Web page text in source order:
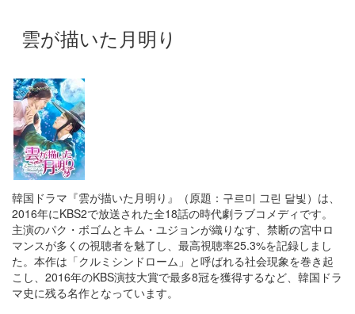
雲が描いた月明り
韓国ドラマ『雲が描いた月明り』（原題：구르미 그린 달빛）は、
2016年にKBS2で放送された全18話の時代劇ラブコメディです。​
主演のパク・ボゴムとキム・ユジョンが織りなす、禁断の宮中ロ
マンスが多くの視聴者を魅了し、最高視聴率25.3%を記録しまし
た。​本作は「クルミシンドローム」と呼ばれる社会現象を巻き起
こし、2016年のKBS演技大賞で最多8冠を獲得するなど、韓国ドラ
マ史に残る名作となっています。​